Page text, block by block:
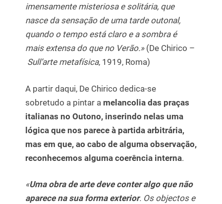
imensamente misteriosa e solitária, que
nasce da sensação de uma tarde outonal,
quando o tempo está claro e a sombra é
mais extensa do que no Verão.»(De Chirico –
Sull’arte metafísica, 1919, Roma)
A partir daqui, De Chirico dedica-se
sobretudo a pintar a melancolia das praças
italianas no Outono, inserindo nelas uma
lógica que nos parece à partida arbitrária,
mas em que, ao cabo de alguma observação,
reconhecemos alguma coerência interna.
«Uma obra de arte deve conter algo que não
aparece na sua forma exterior. Os objectos e